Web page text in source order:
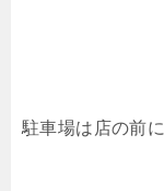
駐車場は店の前